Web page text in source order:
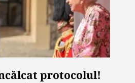
protocolul!